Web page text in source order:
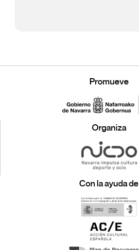
Promueve
Organiza
Con la ayuda de